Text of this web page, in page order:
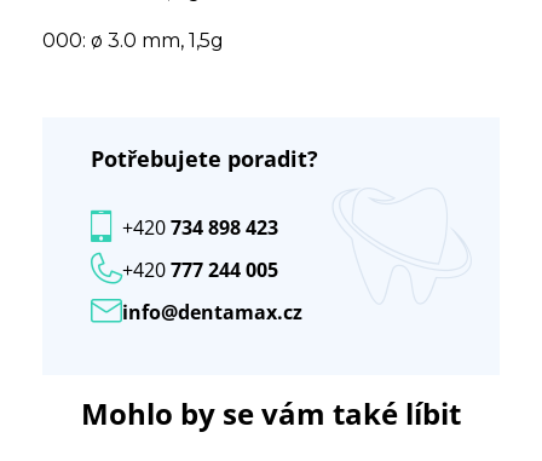
000: ø 3.0 mm, 1,5g
Potřebujete poradit?
info@dentamax.cz
+420777 244 005
+420734 898 423
Mohlo by se vám také líbit